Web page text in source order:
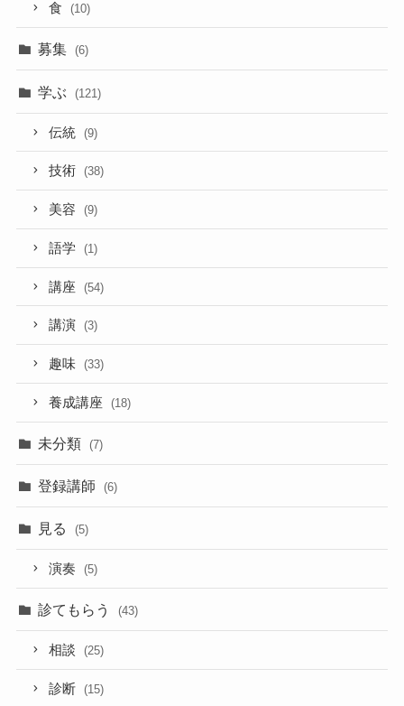
食 (10)
募集 (6)
学ぶ (121)
伝統 (9)
技術 (38)
美容 (9)
語学 (1)
講座 (54)
講演 (3)
趣味 (33)
養成講座 (18)
未分類 (7)
登録講師 (6)
見る (5)
演奏 (5)
診てもらう (43)
相談 (25)
診断 (15)